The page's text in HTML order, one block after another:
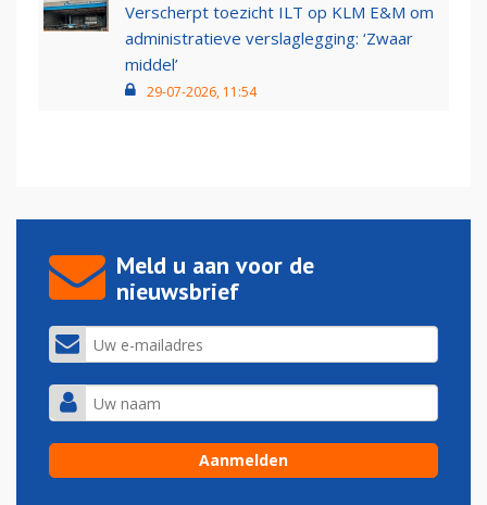
Verscherpt toezicht ILT op KLM E&M om
administratieve verslaglegging: ‘Zwaar
middel’
29-07-2026, 11:54
Meld u aan voor de
nieuwsbrief